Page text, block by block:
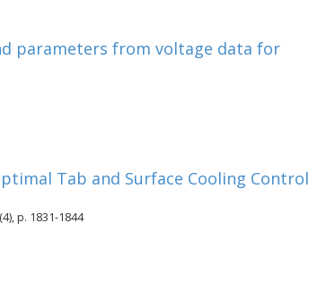
parameters from voltage data for
Tab and Surface Cooling Control
p. 1831-1844